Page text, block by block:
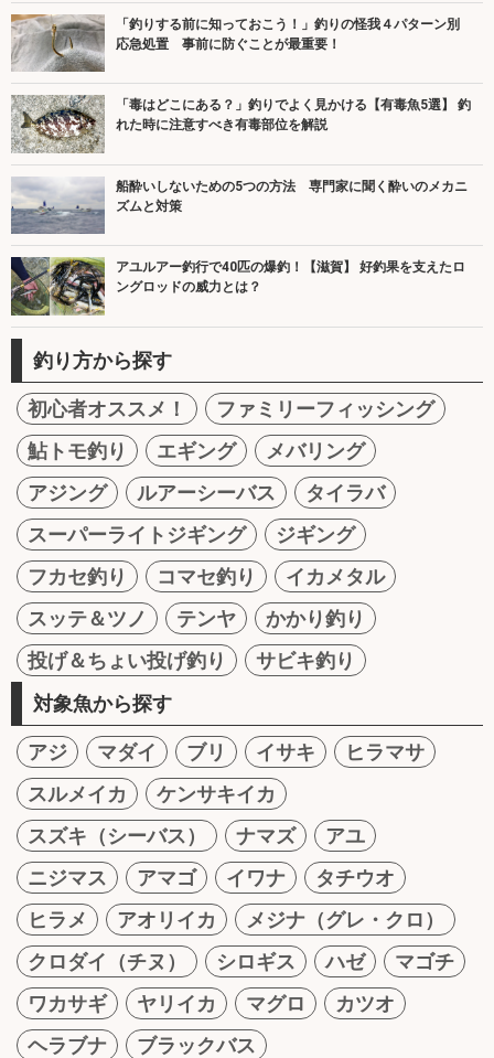
「釣りする前に知っておこう！」釣りの怪我４パターン別
応急処置 事前に防ぐことが最重要！
「毒はどこにある？」釣りでよく見かける【有毒魚5選】 釣
れた時に注意すべき有毒部位を解説
船酔いしないための5つの方法 専門家に聞く酔いのメカニ
ズムと対策
アユルアー釣行で40匹の爆釣！【滋賀】 好釣果を支えたロ
ングロッドの威力とは？
釣り方から探す
初心者オススメ！
ファミリーフィッシング
鮎トモ釣り
エギング
メバリング
アジング
ルアーシーバス
タイラバ
スーパーライトジギング
ジギング
フカセ釣り
コマセ釣り
イカメタル
スッテ＆ツノ
テンヤ
かかり釣り
投げ＆ちょい投げ釣り
サビキ釣り
対象魚から探す
アジ マダイ ブリ イサキ
ヒラマサ
スルメイカ
ケンサキイカ
スズキ（シーバス）
ナマズ
アユ
ニジマス
アマゴ イワナ
タチウオ
ヒラメ
アオリイカ
メジナ（グレ・クロ）
クロダイ（チヌ）
シロギス ハゼ
マゴチ
ワカサギ
ヤリイカ マグロ
カツオ
ヘラブナ
ブラックバス